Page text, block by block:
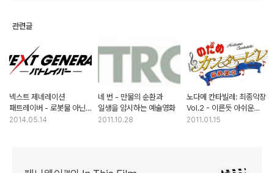
관련글
넥스트 제네레이션
패트레이버 - 로봇물 아닌
일상 코미디
2014.05.14
네 번 - 만물의 순환과
일생을 암시하는 예술영화
2011.10.28
노다메 칸타빌레: 최종악장
Vol.2 - 이른듯 아쉬운
시리즈의 마침표
2011.01.15